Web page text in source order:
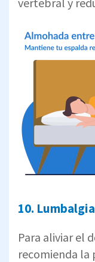
10. Lumbalgia
Para aliviar el
recomienda la